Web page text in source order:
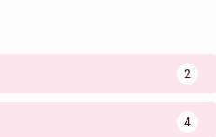
2
4